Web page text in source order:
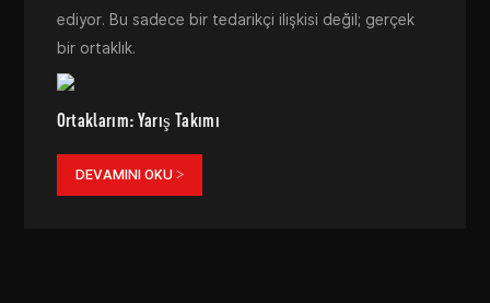
ediyor. Bu sadece bir tedarikçi ilişkisi değil; gerçek
bir ortaklık.
Ortaklarım: Yarış Takımı
DEVAMINI OKU >